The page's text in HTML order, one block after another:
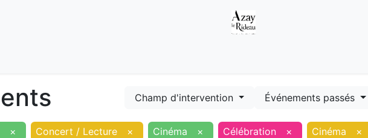
Champ d'intervention Événements passés
× Concert / Lecture × Cinéma × Célébration × Cinéma ×